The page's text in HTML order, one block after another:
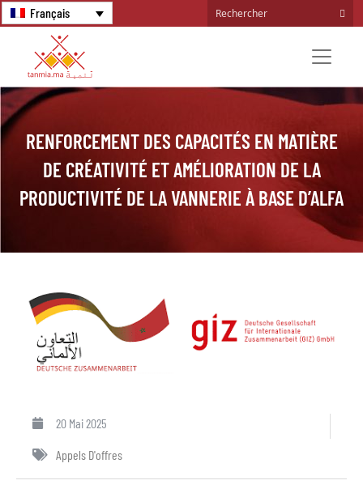
Français
RENFORCEMENT DES CAPACITÉS EN MATIÈRE
DE CRÉATIVITÉ ET AMÉLIORATION DE LA
PRODUCTIVITÉ DE LA VANNERIE À BASE D’ALFA
20 Mai 2025
Appels D'offres